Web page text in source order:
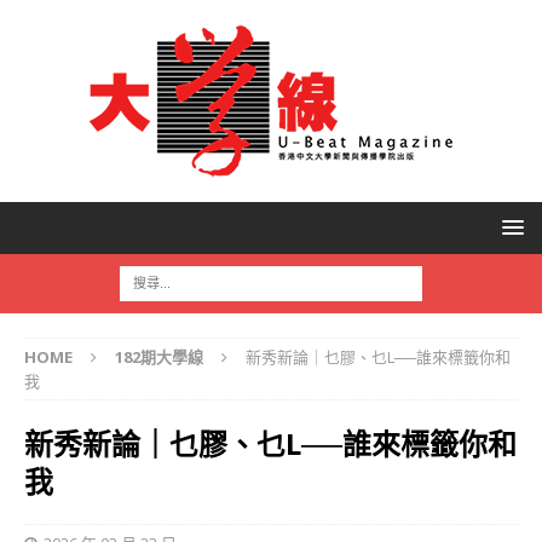
HOME 182期大學線
新秀新論｜乜膠、乜L──誰來標籤你和
我
新秀新論｜乜膠、乜L──誰來標籤你和
我